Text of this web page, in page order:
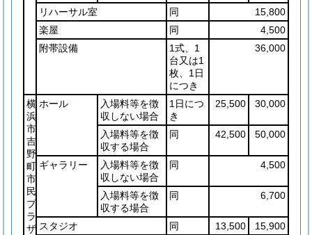
リハーサル室 同
15,800
楽屋
同
4,500
附帯設備
1式、1
台又は1
枚、1日
につき
36,000
横
浜
市
吉
野
町
市
民
プ
ラ
ザ
ホール
入場料等を徴
収しない場合
1日につ
き
25,500 30,000
入場料等を徴
収する場合
同 42,500 50,000
ギャラリー
入場料等を徴
収しない場合
同 4,500
入場料等を徴
収する場合
同 6,700
スタジオ 同 13,500
15,900